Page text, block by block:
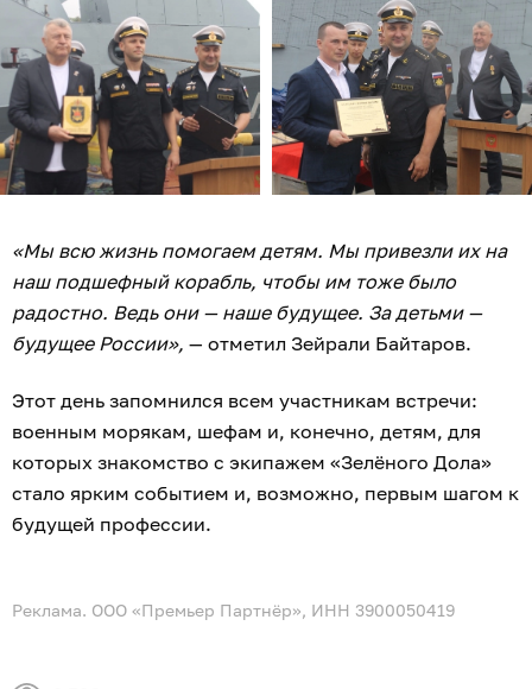
«Мы всю жизнь помогаем детям. Мы привезли их на
наш подшефный корабль, чтобы им тоже было
радостно. Ведь они — наше будущее. За детьми —
будущее России», — отметил Зейрали Байтаров.
Этот день запомнился всем участникам встречи:
военным морякам, шефам и, конечно, детям, для
которых знакомство с экипажем «Зелёного Дола»
стало ярким событием и, возможно, первым шагом к
будущей профессии.
Реклама. ООО «Премьер Партнёр», ИНН 3900050419